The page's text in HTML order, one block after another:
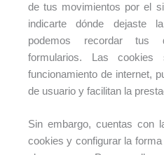
de tus movimientos por el
indicarte dónde dejaste
podemos recordar
formularios. Las cookies
funcionamiento de internet,
de usuario y facilitan la
Sin embargo, cuentas con
cookies y configurar la